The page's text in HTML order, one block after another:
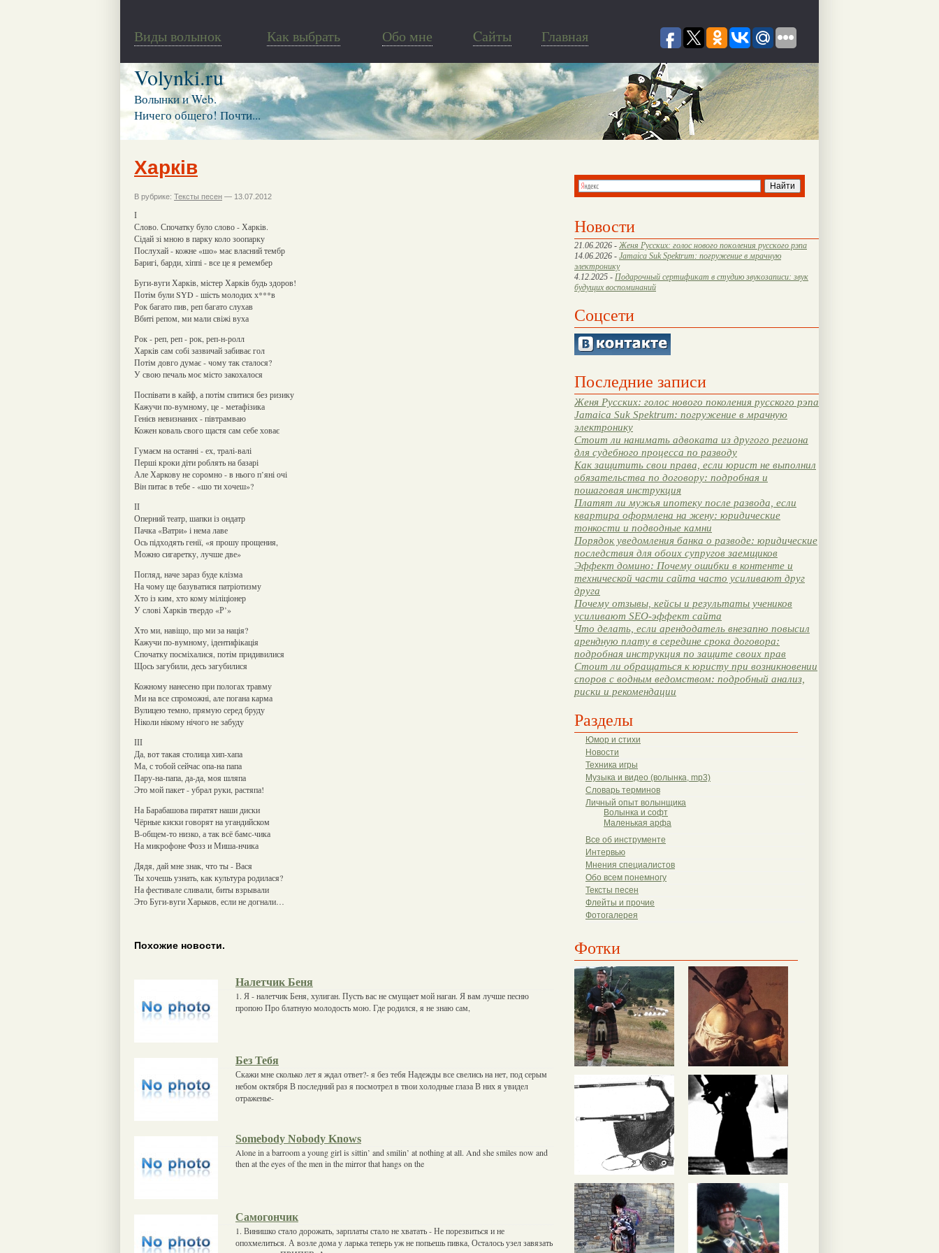
Виды волынок Как выбрать Обо мне Cайты Главная
Volynki.ru
Волынки и Web.
Ничего общего! Почти...
Новости
21.06.2026 - Женя Русских: голос нового поколения русского рэпа
14.06.2026 - Jamaica Suk Spektrum: погружение в мрачную
электронику
4.12.2025 - Подарочный сертификат в студию звукозаписи: звук
будущих воспоминаний
Соцсети
Последние записи
Женя Русских: голос нового поколения русского рэпа
Jamaica Suk Spektrum: погружение в мрачную
электронику
Стоит ли нанимать адвоката из другого региона
для судебного процесса по разводу
Как защитить свои права, если юрист не выполнил
обязательства по договору: подробная и
пошаговая инструкция
Платят ли мужья ипотеку после развода, если
квартира оформлена на жену: юридические
тонкости и подводные камни
Порядок уведомления банка о разводе: юридические
последствия для обоих супругов заемщиков
Эффект домино: Почему ошибки в контенте и
технической части сайта часто усиливают друг
друга
Почему отзывы, кейсы и результаты учеников
усиливают SEO-эффект сайта
Что делать, если арендодатель внезапно повысил
арендную плату в середине срока договора:
подробная инструкция по защите своих прав
Стоит ли обращаться к юристу при возникновении
споров с водным ведомством: подробный анализ,
риски и рекомендации
Разделы
Юмор и стихи
Новости
Техника игры
Музыка и видео (волынка, mp3)
Словарь терминов
Личный опыт волынщика
Волынка и софт
Маленькая арфа
Все об инструменте
Интервью
Мнения специалистов
Обо всем понемногу
Тексты песен
Флейты и прочие
Фотогалерея
Фотки
Харків
В рубрике: Тексты песен — 13.07.2012
І
Слово. Спочатку було слово - Харків.
Сідай зі мною в парку коло зоопарку
Послухай - кожне «шо» має власний тембр
Баригі, барди, хіппі - все це я ремембер
Буги-вуги Харків, містер Харків будь здоров!
Потім були SYD - шість молодих х***в
Рок багато пив, реп багато слухав
Вбиті репом, ми мали свіжі вуха
Рок - реп, реп - рок, реп-н-ролл
Харків сам собі зазвичай забиває гол
Потім довго думає - чому так сталося?
У свою печаль моє місто закохалося
Поспівати в кайф, а потім спитися без ризику
Кажучи по-вумному, це - метафізика
Генієв невизнаних - півтрамваю
Кожен коваль свого щастя сам себе ховає
Гумаєм на останні - ех, тралі-валі
Перші кроки діти роблять на базарі
Але Харкову не соромно - в нього п’яні очі
Він питає в тебе - «шо ти хочеш»?
ІІ
Оперний театр, шапки із ондатр
Пачка «Ватри» і нема лаве
Ось підходять генії, «я прошу прощения,
Можно сигаретку, лучше две»
Погляд, наче зараз буде клізма
На чому ще базуватися патріотизму
Хто із ким, хто кому міліціонер
У слові Харків твердо «Р’»
Хто ми, навіщо, що ми за нація?
Кажучи по-вумному, ідентифікація
Спочатку посміхалися, потім придивилися
Щось загубили, десь загубилися
Кожному нанесено при пологах травму
Ми на все спроможні, але погана карма
Вулицею темно, прямую серед бруду
Ніколи нікому нічого не забуду
ІІІ
Да, вот такая столица хип-хапа
Ма, с тобой сейчас опа-на папа
Пару-на-папа, да-да, моя шляпа
Это мой пакет - убрал руки, растяпа!
На Барабашова пиратят наши диски
Чёрные киски говорят на угандийском
В-общем-то низко, а так всё бамс-чика
На микрофоне Фозз и Миша-нчика
Дядя, дай мне знак, что ты - Вася
Ты хочешь узнать, как культура родилася?
На фестивале сливали, биты взрывали
Это Буги-вуги Харьков, если не догнали…
Похожие новости.
Налетчик Беня
1. Я - налетчик Беня, хулиган. Пусть вас не смущает мой наган. Я вам лучше песню
пропою Про блатную молодость мою. Где родился, я не знаю сам,
Без Тебя
Скажи мне сколько лет я ждал ответ?- я без тебя Надежды все свелись на нет, под серым
небом октября В последний раз я посмотрел в твои холодные глаза В них я увидел
отраженье-
Somebody Nobody Knows
Alone in a barroom a young girl is sittin’ and smilin’ at nothing at all. And she smiles now and
then at the eyes of the men in the mirror that hangs on the
Самогончик
1. Винишко стало дорожать, зарплаты стало не хватать - Не порезвиться и не
опохмелиться. А возле дома у ларька теперь уж не попьешь пивка, Осталось узел завязать